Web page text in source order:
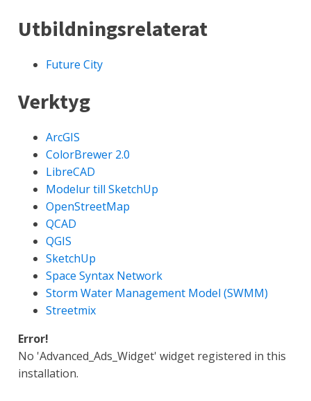
Utbildningsrelaterat
Future City
Verktyg
ArcGIS
ColorBrewer 2.0
LibreCAD
Modelur till SketchUp
OpenStreetMap
QCAD
QGIS
SketchUp
Space Syntax Network
Storm Water Management Model (SWMM)
Streetmix
Error!
No 'Advanced_Ads_Widget' widget registered in this
installation.